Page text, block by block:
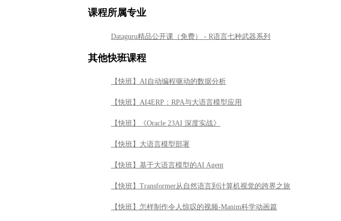
课程所属专业
Dataguru精品公开课（免费） - R语言七种武器系列
其他快班课程
【快班】AI自动编程驱动的数据分析
【快班】AI4ERP：RPA与大语言模型应用
【快班】《Oracle 23AI 深度实战》
【快班】大语言模型部署
【快班】基于大语言模型的AI Agent
【快班】Transformer从自然语言到计算机视觉的跨界之旅
【快班】怎样制作令人惊叹的视频-Manim科学动画篇